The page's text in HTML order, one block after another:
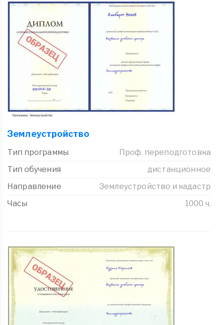
Землеустройство
Тип программы
Проф. переподготовка
Тип обучения
дистанционное
Направление
Землеустройство и кадастр
Часы
1000 ч.